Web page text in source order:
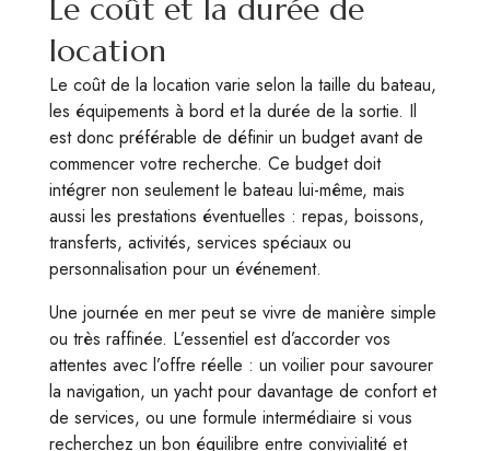
Le coût et la durée de
location
Le coût de la location varie selon la taille du bateau,
les équipements à bord et la durée de la sortie. Il
est donc préférable de définir un budget avant de
commencer votre recherche. Ce budget doit
intégrer non seulement le bateau lui-même, mais
aussi les prestations éventuelles : repas, boissons,
transferts, activités, services spéciaux ou
personnalisation pour un événement.
Une journée en mer peut se vivre de manière simple
ou très raffinée. L’essentiel est d’accorder vos
attentes avec l’offre réelle : un voilier pour savourer
la navigation, un yacht pour davantage de confort et
de services, ou une formule intermédiaire si vous
recherchez un bon équilibre entre convivialité et